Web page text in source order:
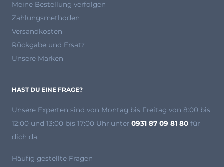
Meine Bestellung verfolgen
Zahlungsmethoden
Versandkosten
Rückgabe und Ersatz
Unsere Marken
HAST DU EINE FRAGE?
Unsere Experten sind von Montag bis Freitag von 8:00 bis
12:00 und 13:00 bis 17:00 Uhr unter 0931 87 09 81 80 für
dich da.
Häufig gestellte Fragen